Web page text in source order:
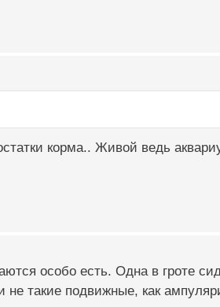
корма.. Живой ведь
особо есть. Одна в гроте
такие подвижные, как